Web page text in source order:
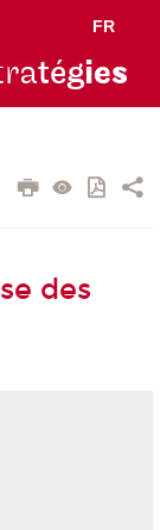
FR
tégies
des